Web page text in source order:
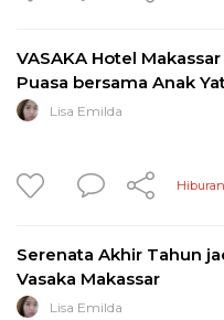
VASAKA Hotel
Puasa bersama Anak
Lisa Emilda
Hiburan
Serenata Akhir Tahun
Vasaka Makassar
Lisa Emilda